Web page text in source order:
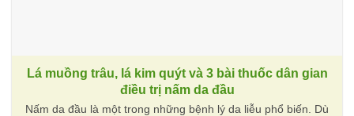
Lá muồng trâu, lá kim quýt và 3 bài thuốc dân gian
điều trị nấm da đầu
Nấm da đầu là một trong những bệnh lý da liễu phổ biến. Dù